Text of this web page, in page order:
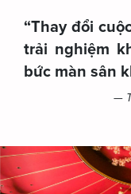
“Thay đổi
trải nghiệm
bức màn sân
—